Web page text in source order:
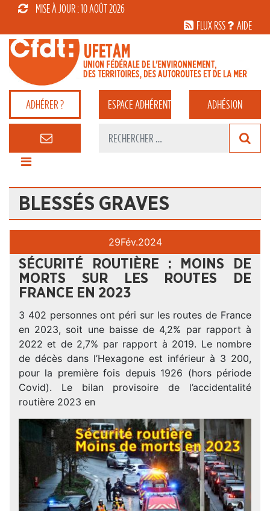
MISE À JOUR : 10 AOÛT 2026
FLUX RSS
AIDE
ADHÉRER ? ESPACEADHÉRENT ADHÉSION
BLESSÉS GRAVES
29Fév.2024
SÉCURITÉ ROUTIÈRE : MOINS DE
MORTS SUR LES ROUTES DE
FRANCE EN 2023
3 402 personnes ont péri sur les routes de France
en 2023, soit une baisse de 4,2% par rapport à
2022 et de 2,7% par rapport à 2019. Le nombre
de décès dans l’Hexagone est inférieur à 3 200,
pour la première fois depuis 1926 (hors période
Covid). Le bilan provisoire de l’accidentalité
routière 2023 en